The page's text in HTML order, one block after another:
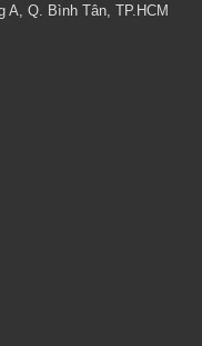
A, Q. Bình Tân, TP.HCM